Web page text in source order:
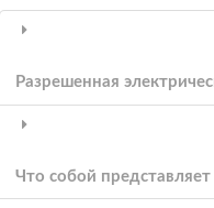
Разрешенная
Что собой